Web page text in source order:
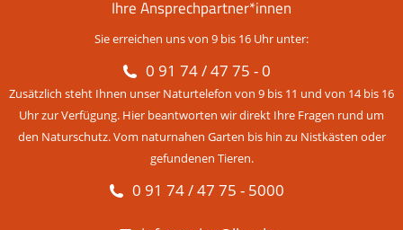
Ihre Ansprechpartner*innen
Sie erreichen uns von 9 bis 16 Uhr unter:
0 91 74 / 47 75 - 0
Zusätzlich steht Ihnen unser Naturtelefon von 9 bis 11 und von 14 bis 16
Uhr zur Verfügung. Hier beantworten wir direkt Ihre Fragen rund um
den Naturschutz. Vom naturnahen Garten bis hin zu Nistkästen oder
gefundenen Tieren.
0 91 74 / 47 75 - 5000